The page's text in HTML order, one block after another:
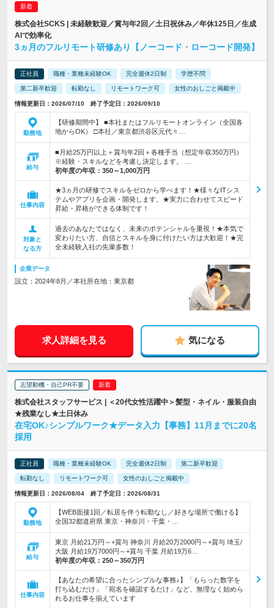
株式会社SCKS | 未経験歓迎／賞与年2回／土日祝休み／年休125日／生成
AIで効率化
3ヵ月のフルリモート研修あり【ノーコード・ローコード開発】
正社員 職種・業種未経験OK 完全週休2日制 学歴不問
第二新卒歓迎 転勤なし リモートワーク可 女性のおしごと掲載中
情報更新日：2026/07/10 終了予定日：2026/09/10
勤務地
【研修期間中】 ■本社またはフルリモートオンライン（全国各
地からOK） □本社／東京都渋谷区元代々…
給与
■月給25万円以上＋賞与年2回＋各種手当（想定年収350万円）
※経験・スキルなどを考慮し決定します。 …
初年度の年収： 350～1,000万円
仕事内容
★3ヵ月の研修でスキルをゼロから学べます！★様々なITシス
テムやアプリを企画・開発します。★実力に合わせてスピード
昇給・昇格ができる体制です！
対象と
なる方
過去のあなたではなく、未来のポテンシャルを重視！★本気で
変わりたい方、自信とスキルを身に付けたい方は大歓迎！★完
全未経験入社の先輩多数！
企業データ
設立：2024年8月／本社所在地：東京都
求人詳細を見る 気になる
志望動機・自己PR不要
株式会社スタッフサービス | ＜20代女性活躍中＞髪型・ネイル・服装自由
★残業なし★土日休み
在宅OK♪シンプルワーク★データ入力【事務】11月までに20名
採用
正社員 職種・業種未経験OK 完全週休2日制 第二新卒歓迎
転勤なし リモートワーク可 女性のおしごと掲載中
情報更新日：2026/08/04 終了予定日：2026/08/31
勤務地
【WEB面接1回／転居を伴う転勤なし／好きな場所で働ける】
全国32都道府県 東京・神奈川・千葉・…
給与
東京 月給21万円～+賞与 神奈川 月給20万2000円～+賞与 埼玉/
大阪 月給19万7000円～+賞与 千葉 月給19万6…
初年度の年収： 250～350万円
仕事内容
【あなたの希望に合ったシンプルな事務♪】「もらった数字を
打ち込むだけ」「宛名を確認するだけ」など、無理なく始めら
れるお仕事を揃えています